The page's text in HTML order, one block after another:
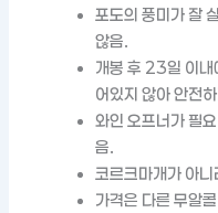
포도의 풍미가 잘
않음.
개봉 후 23일 이내
어있지 않아 안전
와인 오프너가 필
음.
코르크마개가 아
가격은 다른 무알